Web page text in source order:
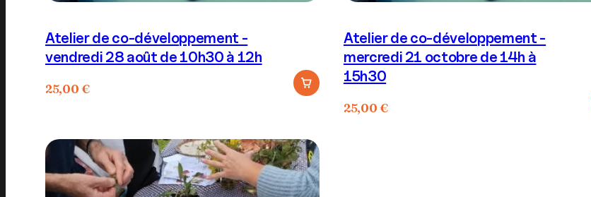
Atelier de co-développement -
vendredi 28 août de 10h30 à 12h
25,00 €
Atelier de co-développement -
mercredi 21 octobre de 14h à
15h30
25,00 €